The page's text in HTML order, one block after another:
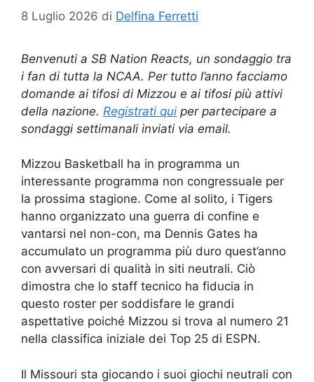
8 Luglio 2026 di Delfina Ferretti
Benvenuti a SB Nation Reacts, un sondaggio tra
i fan di tutta la NCAA. Per tutto l’anno facciamo
domande ai tifosi di Mizzou e ai tifosi più attivi
della nazione. Registrati qui per partecipare a
sondaggi settimanali inviati via email.
Mizzou Basketball ha in programma un
interessante programma non congressuale per
la prossima stagione. Come al solito, i Tigers
hanno organizzato una guerra di confine e
vantarsi nel non-con, ma Dennis Gates ha
accumulato un programma più duro quest’anno
con avversari di qualità in siti neutrali. Ciò
dimostra che lo staff tecnico ha fiducia in
questo roster per soddisfare le grandi
aspettative poiché Mizzou si trova al numero 21
nella classifica iniziale dei Top 25 di ESPN.
Il Missouri sta giocando i suoi giochi neutrali con